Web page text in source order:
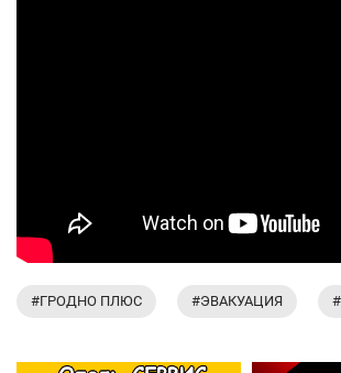
#ГРОДНО ПЛЮС #ЭВАКУАЦИЯ